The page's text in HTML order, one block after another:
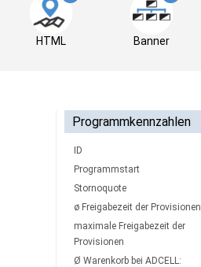
HTML Banner
Programmkennzahlen
ID
Programmstart
Stornoquote
ø Freigabezeit der Provisionen
maximale Freigabezeit der
Provisionen
Ø Warenkorb bei ADCELL: